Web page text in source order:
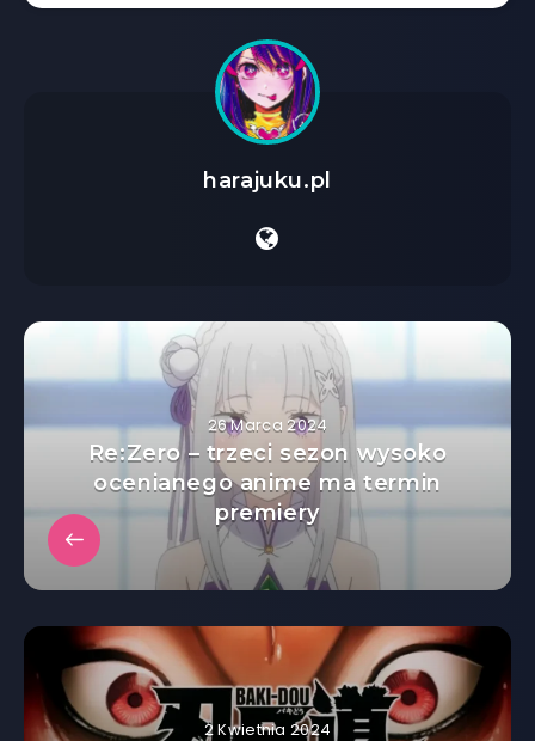
harajuku.pl
26 Marca 2024
Re:Zero – trzeci sezon wysoko
ocenianego anime ma termin
premiery
2 Kwietnia 2024